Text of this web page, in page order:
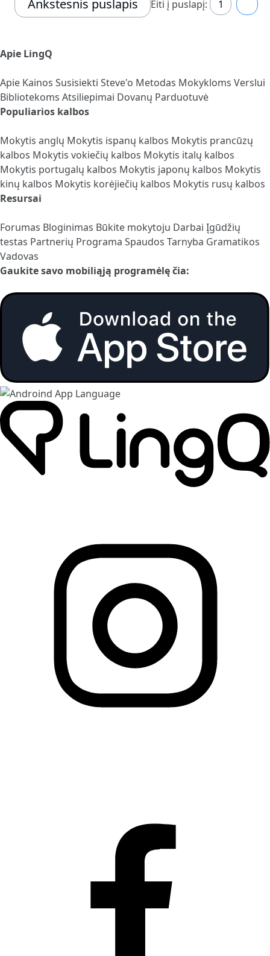
Ankstesnis puslapis Eiti į puslapį: 1
Apie LingQ
Apie Kainos Susisiekti Steve'o Metodas Mokykloms Verslui
Bibliotekoms Atsiliepimai Dovanų Parduotuvė
Populiarios kalbos
Mokytis anglų Mokytis ispanų kalbos Mokytis prancūzų
kalbos Mokytis vokiečių kalbos Mokytis italų kalbos
Mokytis portugalų kalbos Mokytis japonų kalbos Mokytis
kinų kalbos Mokytis korėjiečių kalbos Mokytis rusų kalbos
Resursai
Forumas Bloginimas Būkite mokytoju Darbai Įgūdžių
testas Partnerių Programa Spaudos Tarnyba Gramatikos
Vadovas
Gaukite savo mobiliąją programėlę čia: